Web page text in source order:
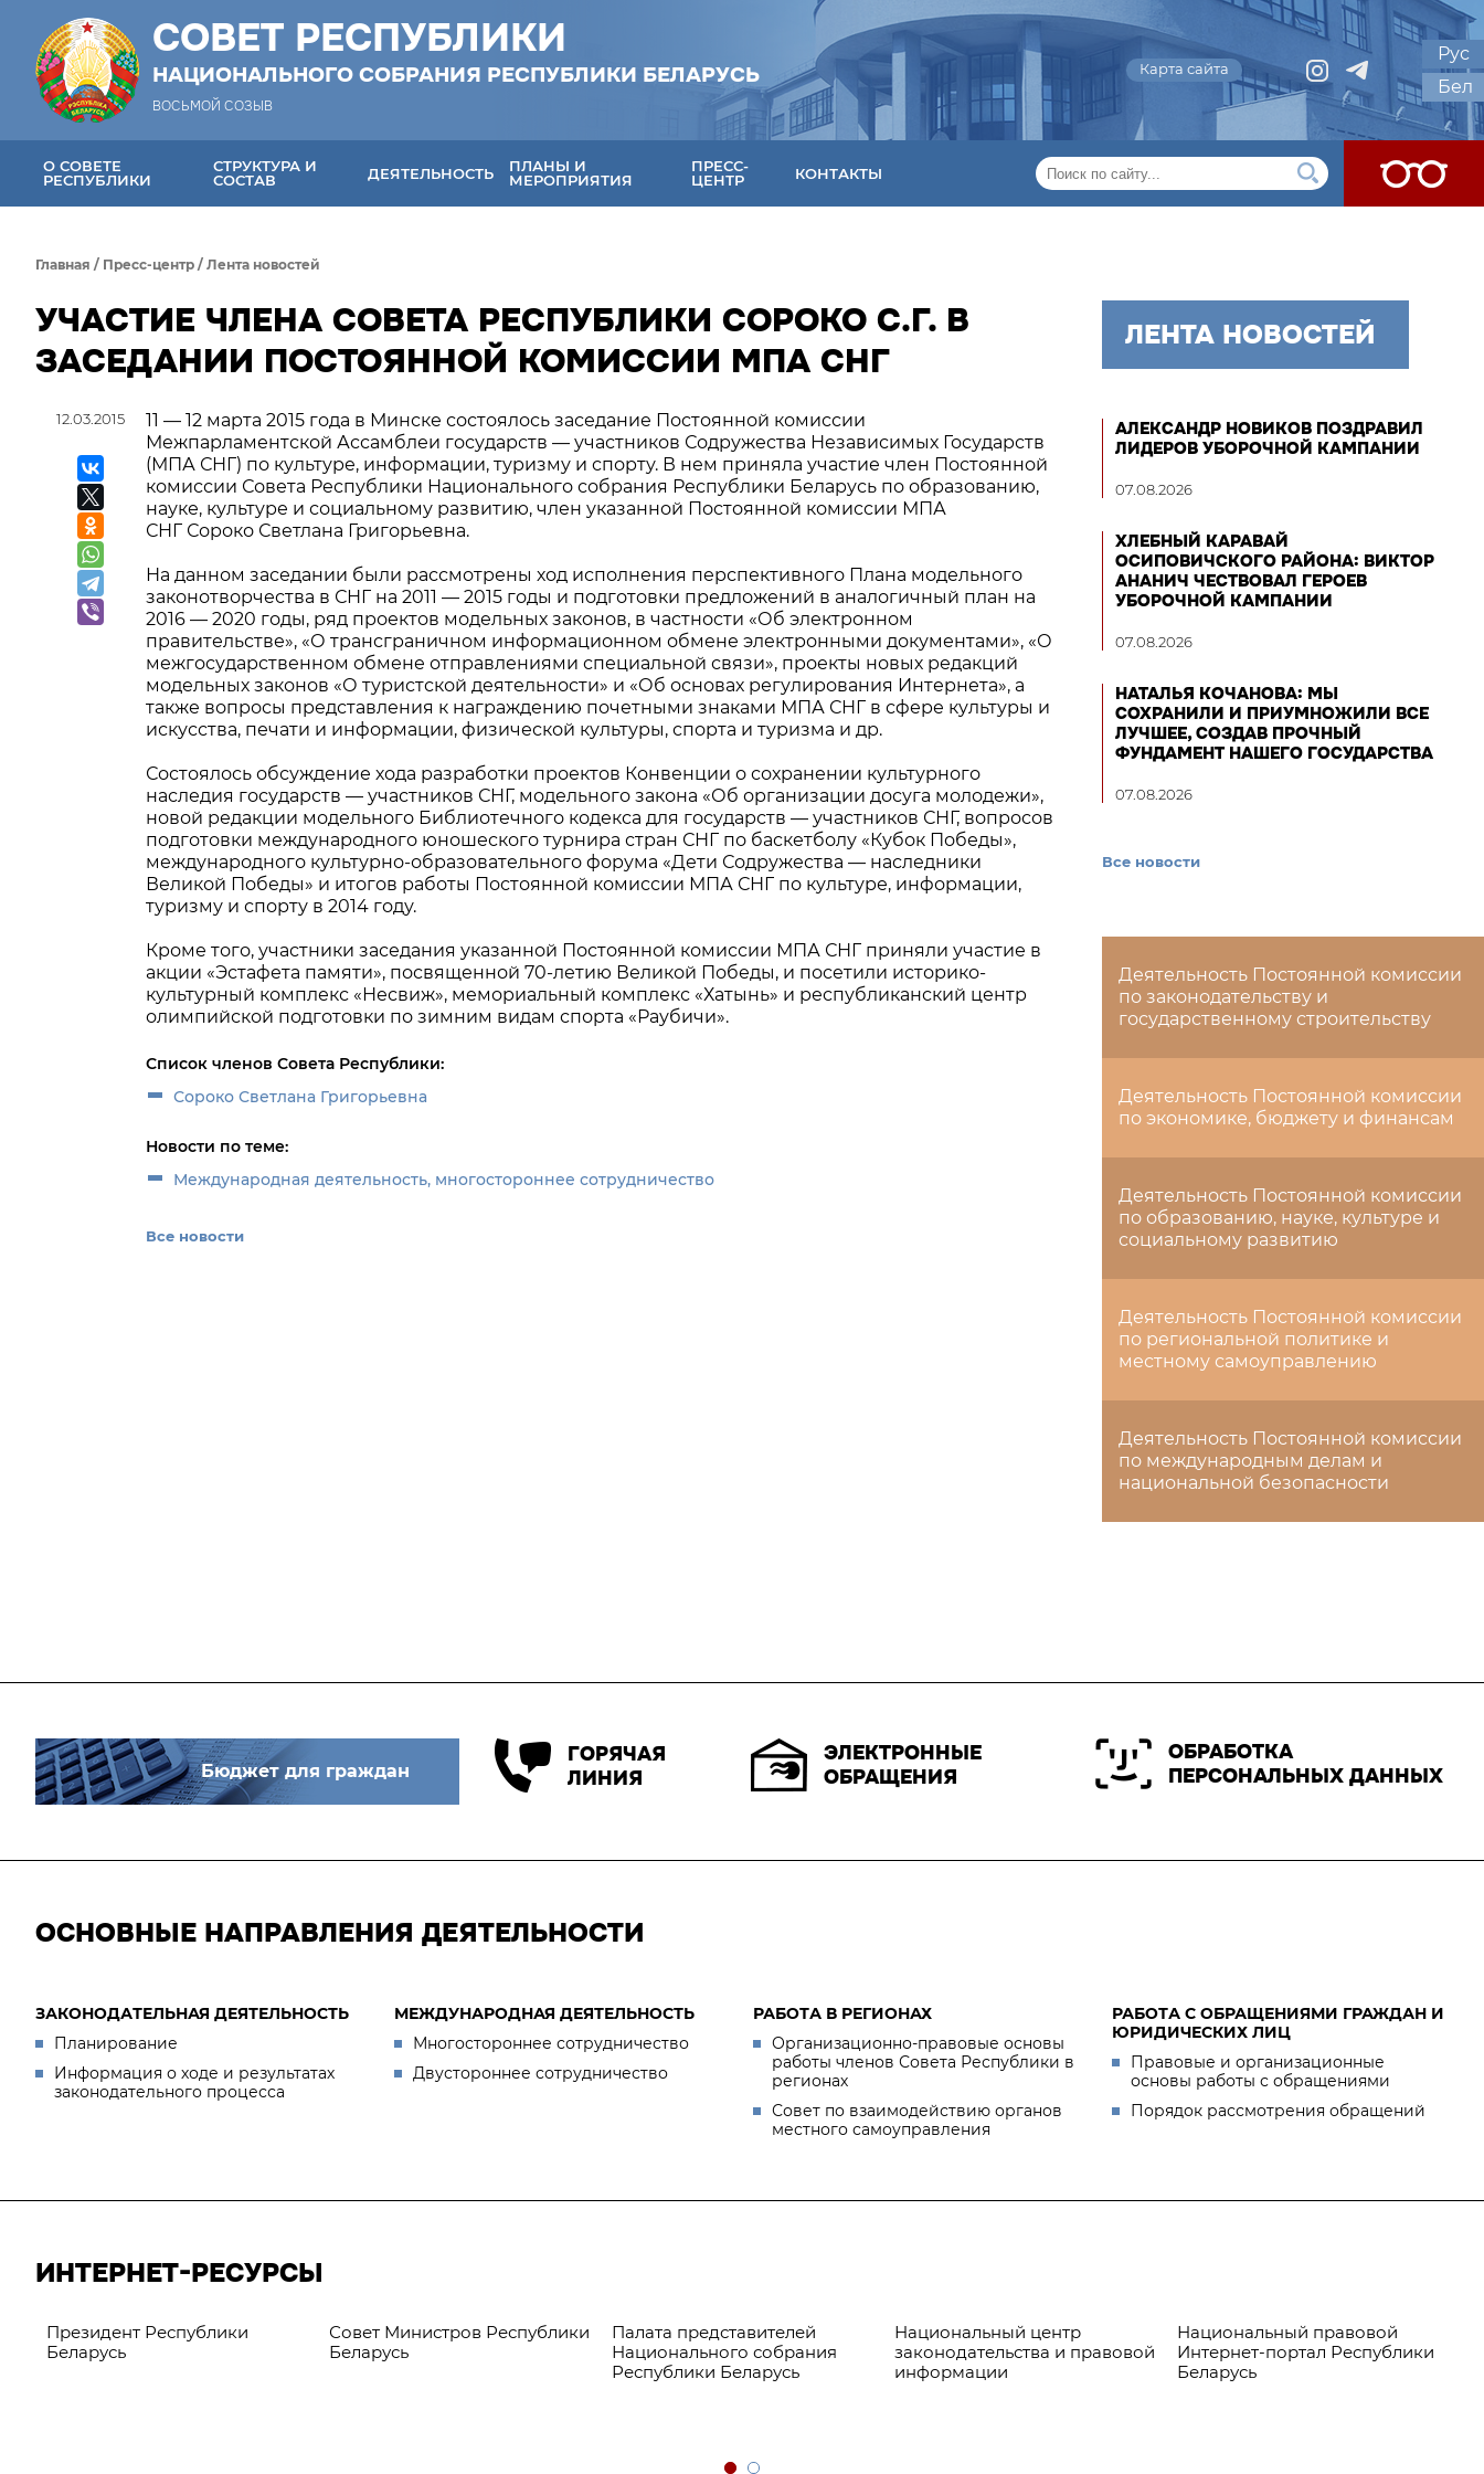
СОВЕТ РЕСПУБЛИКИ
НАЦИОНАЛЬНОГО СОБРАНИЯ РЕСПУБЛИКИ БЕЛАРУСЬ
ВОСЬМОЙ СОЗЫВ
Карта сайта
Рус
Бел
О СОВЕТЕ
РЕСПУБЛИКИ
СТРУКТУРА И
СОСТАВ
ДЕЯТЕЛЬНОСТЬ
ПЛАНЫ И
МЕРОПРИЯТИЯ
ПРЕСС-
ЦЕНТР
КОНТАКТЫ
Главная / Пресс-центр / Лента новостей
УЧАСТИЕ ЧЛЕНА СОВЕТА РЕСПУБЛИКИ СОРОКО С.Г. В
ЗАСЕДАНИИ ПОСТОЯННОЙ КОМИССИИ МПА СНГ
12.03.2015
11 — 12 марта 2015 года в Минске состоялось заседание Постоянной комиссии
Межпарламентской Ассамблеи государств — участников Содружества Независимых Государств
(МПА СНГ) по культуре, информации, туризму и спорту. В нем приняла участие член Постоянной
комиссии Совета Республики Национального собрания Республики Беларусь по образованию,
науке, культуре и социальному развитию, член указанной Постоянной комиссии МПА
СНГ Сороко Светлана Григорьевна.
На данном заседании были рассмотрены ход исполнения перспективного Плана модельного
законотворчества в СНГ на 2011 — 2015 годы и подготовки предложений в аналогичный план на
2016 — 2020 годы, ряд проектов модельных законов, в частности «Об электронном
правительстве», «О трансграничном информационном обмене электронными документами», «О
межгосударственном обмене отправлениями специальной связи», проекты новых редакций
модельных законов «О туристской деятельности» и «Об основах регулирования Интернета», а
также вопросы представления к награждению почетными знаками МПА СНГ в сфере культуры и
искусства, печати и информации, физической культуры, спорта и туризма и др.
Состоялось обсуждение хода разработки проектов Конвенции о сохранении культурного
наследия государств — участников СНГ, модельного закона «Об организации досуга молодежи»,
новой редакции модельного Библиотечного кодекса для государств — участников СНГ, вопросов
подготовки международного юношеского турнира стран СНГ по баскетболу «Кубок Победы»,
международного культурно-образовательного форума «Дети Содружества — наследники
Великой Победы» и итогов работы Постоянной комиссии МПА СНГ по культуре, информации,
туризму и спорту в 2014 году.
Кроме того, участники заседания указанной Постоянной комиссии МПА СНГ приняли участие в
акции «Эстафета памяти», посвященной 70-летию Великой Победы, и посетили историко-
культурный комплекс «Несвиж», мемориальный комплекс «Хатынь» и республиканский центр
олимпийской подготовки по зимним видам спорта «Раубичи».
Список членов Совета Республики:
Сороко Светлана Григорьевна
Новости по теме:
Международная деятельность, многостороннее сотрудничество
Все новости
ЛЕНТА НОВОСТЕЙ
АЛЕКСАНДР НОВИКОВ ПОЗДРАВИЛ
ЛИДЕРОВ УБОРОЧНОЙ КАМПАНИИ
07.08.2026
ХЛЕБНЫЙ КАРАВАЙ
ОСИПОВИЧСКОГО РАЙОНА: ВИКТОР
АНАНИЧ ЧЕСТВОВАЛ ГЕРОЕВ
УБОРОЧНОЙ КАМПАНИИ
07.08.2026
НАТАЛЬЯ КОЧАНОВА: МЫ
СОХРАНИЛИ И ПРИУМНОЖИЛИ ВСЕ
ЛУЧШЕЕ, СОЗДАВ ПРОЧНЫЙ
ФУНДАМЕНТ НАШЕГО ГОСУДАРСТВА
07.08.2026
Все новости
Деятельность Постоянной комиссии
по законодательству и
государственному строительству
Деятельность Постоянной комиссии
по экономике, бюджету и финансам
Деятельность Постоянной комиссии
по образованию, науке, культуре и
социальному развитию
Деятельность Постоянной комиссии
по региональной политике и
местному самоуправлению
Деятельность Постоянной комиссии
по международным делам и
национальной безопасности
Бюджет для граждан
ГОРЯЧАЯ
ЛИНИЯ
ЭЛЕКТРОННЫЕ
ОБРАЩЕНИЯ
ОБРАБОТКА
ПЕРСОНАЛЬНЫХ ДАННЫХ
ОСНОВНЫЕ НАПРАВЛЕНИЯ ДЕЯТЕЛЬНОСТИ
ЗАКОНОДАТЕЛЬНАЯ ДЕЯТЕЛЬНОСТЬ
Планирование
Информация о ходе и результатах
законодательного процесса
МЕЖДУНАРОДНАЯ ДЕЯТЕЛЬНОСТЬ
Многостороннее сотрудничество
Двустороннее сотрудничество
РАБОТА В РЕГИОНАХ
Организационно-правовые основы
работы членов Совета Республики в
регионах
Совет по взаимодействию органов
местного самоуправления
РАБОТА С ОБРАЩЕНИЯМИ ГРАЖДАН И
ЮРИДИЧЕСКИХ ЛИЦ
Правовые и организационные
основы работы с обращениями
Порядок рассмотрения обращений
ИНТЕРНЕТ-РЕСУРСЫ
Президент Республики
Беларусь
Совет Министров Республики
Беларусь
Палата представителей
Национального собрания
Республики Беларусь
Национальный центр
законодательства и правовой
информации
Национальный правовой
Интернет-портал Республики
Беларусь